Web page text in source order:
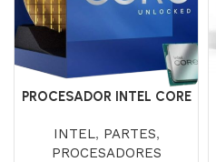
PROCESADOR INTEL CORE
INTEL, PARTES,
PROCESADORES